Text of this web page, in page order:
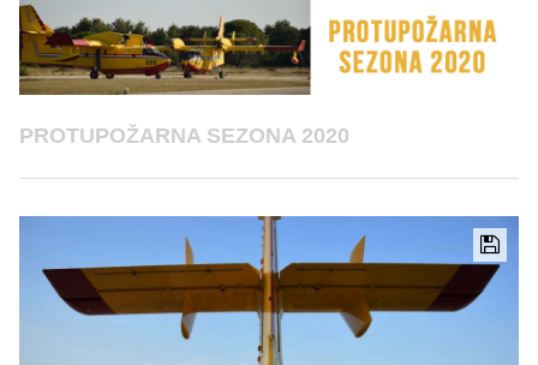
PROTUPOŽARNA SEZONA 2020